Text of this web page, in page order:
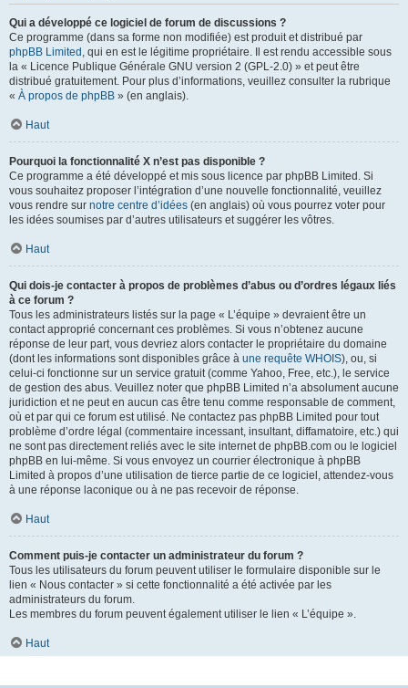
Qui a développé ce logiciel de forum de discussions ?
Ce programme (dans sa forme non modifiée) est produit et distribué par
phpBB Limited , qui en est le légitime propriétaire. Il est rendu accessible sous
la « Licence Publique Générale GNU version 2 (GPL-2.0) » et peut être
distribué gratuitement. Pour plus d’informations, veuillez consulter la rubrique
« À propos de phpBB » (en anglais).
Haut
Pourquoi la fonctionnalité X n’est pas disponible ?
Ce programme a été développé et mis sous licence par phpBB Limited. Si
vous souhaitez proposer l’intégration d’une nouvelle fonctionnalité, veuillez
vous rendre sur notre centre d’idées (en anglais) où vous pourrez voter pour
les idées soumises par d’autres utilisateurs et suggérer les vôtres.
Haut
Qui dois-je contacter à propos de problèmes d’abus ou d’ordres légaux liés
à ce forum ?
Tous les administrateurs listés sur la page « L’équipe » devraient être un
contact approprié concernant ces problèmes. Si vous n’obtenez aucune
réponse de leur part, vous devriez alors contacter le propriétaire du domaine
(dont les informations sont disponibles grâce à une requête WHOIS), ou, si
celui-ci fonctionne sur un service gratuit (comme Yahoo, Free, etc.), le service
de gestion des abus. Veuillez noter que phpBB Limited n’a absolument aucune
juridiction et ne peut en aucun cas être tenu comme responsable de comment,
où et par qui ce forum est utilisé. Ne contactez pas phpBB Limited pour tout
problème d’ordre légal (commentaire incessant, insultant, diffamatoire, etc.) qui
ne sont pas directement reliés avec le site internet de phpBB.com ou le logiciel
phpBB en lui-même. Si vous envoyez un courrier électronique à phpBB
Limited à propos d’une utilisation de tierce partie de ce logiciel, attendez-vous
à une réponse laconique ou à ne pas recevoir de réponse.
Haut
Comment puis-je contacter un administrateur du forum ?
Tous les utilisateurs du forum peuvent utiliser le formulaire disponible sur le
lien « Nous contacter » si cette fonctionnalité a été activée par les
administrateurs du forum.
Les membres du forum peuvent également utiliser le lien « L’équipe ».
Haut